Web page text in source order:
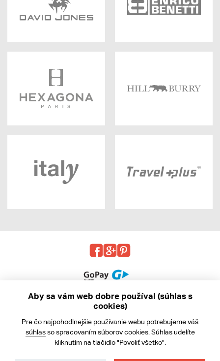
Obchodné podmienky
Ochrana osobných údajov
Aby sa vám web dobre používal (súhlas s
cookies)
Pre čo najpohodlnejšie používanie webu potrebujeme váš
súhlasso spracovaním súborov cookies. Súhlas udelíte
kliknutím na tlačidlo "Povoliť všetko".